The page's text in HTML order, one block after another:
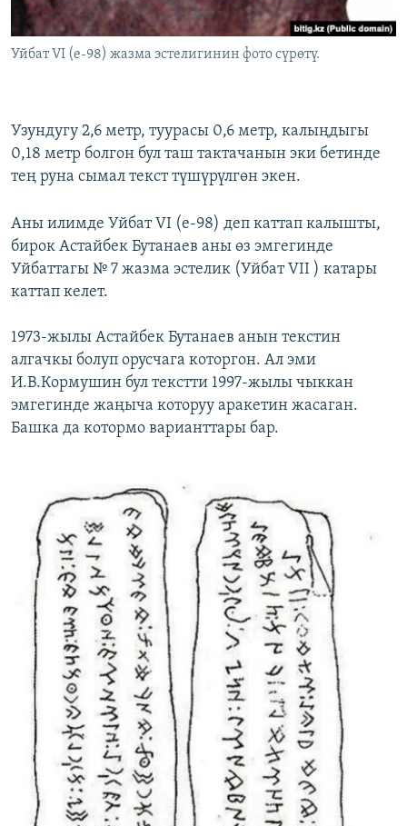
Уйбат VI (e-98) жазма эстелигинин фото сүрөтү.
Узундугу 2,6 метр, туурасы 0,6 метр, калыңдыгы
0,18 метр болгон бул таш тактачанын эки бетинде
тең руна сымал текст түшүрүлгөн экен.
Аны илимде Уйбат VI (e-98) деп каттап калышты,
бирок Астайбек Бутанаев аны өз эмгегинде
Уйбаттагы № 7 жазма эстелик (Уйбат VII ) катары
каттап келет.
1973-жылы Астайбек Бутанаев анын текстин
алгачкы болуп орусчага которгон. Ал эми
И.В.Кормушин бул текстти 1997-жылы чыккан
эмгегинде жаңыча которуу аракетин жасаган.
Башка да котормо варианттары бар.